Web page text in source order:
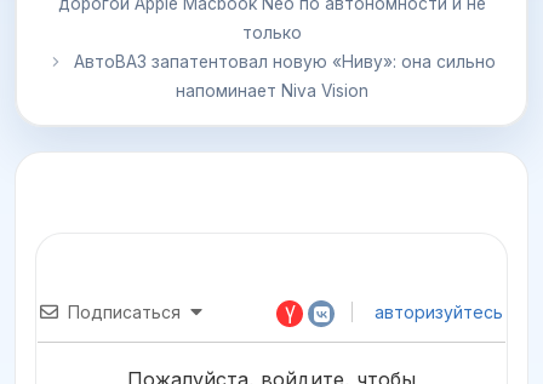
только
АвтоВАЗ запатентовал новую «Ниву»: она сильно
напоминает Niva Vision
Подписаться авторизуйтесь
Пожалуйста, войдите, чтобы